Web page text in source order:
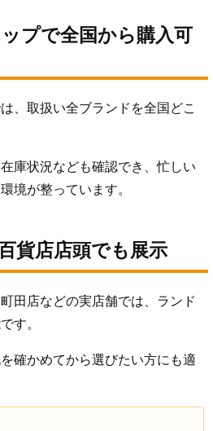
プで全国から購入可
、取扱い全ブランドを全国どこ
庫状況なども確認でき、忙しい
境が整っています。
貨店店頭でも展示
田店などの実店舗では、ランド
す。
確かめてから選びたい方にも適